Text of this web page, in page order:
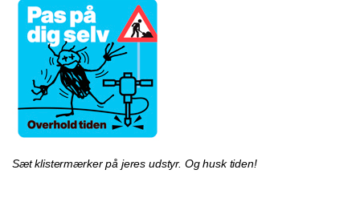
Sæt klistermærker på jeres udstyr. Og husk tiden!